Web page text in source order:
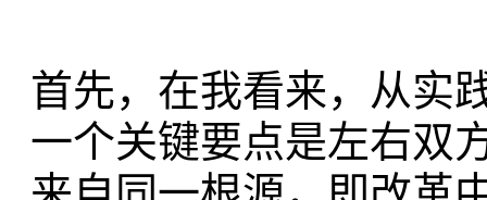
首先，在我看来，从实
一个关键要点是左右双